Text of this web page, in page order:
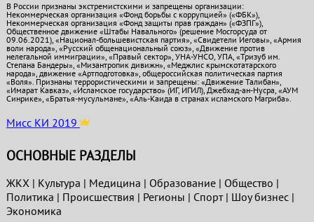
В России признаны экстремистскими и запрещены организации:
Некоммерческая организация «Фонд борьбы с коррупцией» («ФБК»),
Некоммерческая организация «Фонд защиты прав граждан» («ФЗПГ»),
Общественное движение «Штабы Навального» (решение Мосгорсуда от
09.06.2021), «Национал-большевистская партия», «Свидетели Иеговы», «Армия
воли народа», «Русский общенациональный союз», «Движение против
нелегальной иммиграции», «Правый сектор», УНА-УНСО, УПА, «Тризуб им.
Степана Бандеры», «Мизантропик дивижн», «Меджлис крымскотатарского
народа», движение «Артподготовка», общероссийская политическая партия
«Воля». Признаны террористическими и запрещены: «Движение Талибан»,
«Имарат Кавказ», «Исламское государство» (ИГ, ИГИЛ), Джебхад-ан-Нусра, «АУМ
Синрике», «Братья-мусульмане», «Аль-Каида в странах исламского Магриба».
Мисс КИ 2019
ОСНОВНЫЕ РАЗДЕЛЫ
ЖКХ| Культура | Медицина | Образование| Общество |
Политика | Проиcшествия | Регионы | Спорт| Шоу бизнес|
Экономика